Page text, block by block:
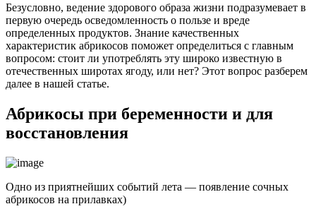
Безусловно, ведение здорового образа жизни подразумевает в
первую очередь осведомленность о пользе и вреде
определенных продуктов. Знание качественных
характеристик абрикосов поможет определиться с главным
вопросом: стоит ли употреблять эту широко известную в
отечественных широтах ягоду, или нет? Этот вопрос разберем
далее в нашей статье.
Абрикосы при беременности и для
восстановления
Одно из приятнейших событий лета — появление сочных
абрикосов на прилавках)